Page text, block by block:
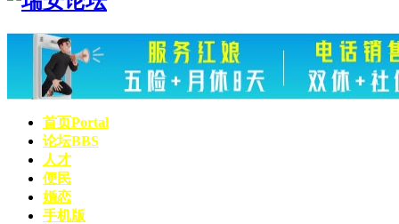
首页Portal
论坛BBS
人才
便民
婚恋
手机版